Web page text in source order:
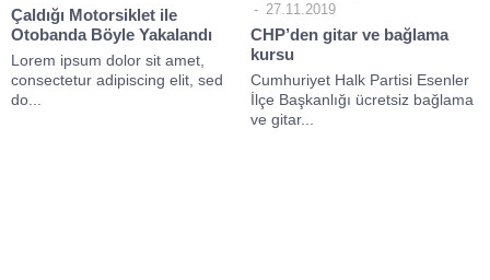
Çaldığı Motorsiklet ile
Otobanda Böyle Yakalandı
Lorem ipsum dolor sit amet,
consectetur adipiscing elit, sed
do...
27.11.2019
CHP’den gitar ve bağlama
kursu
Cumhuriyet Halk Partisi Esenler
İlçe Başkanlığı ücretsiz bağlama
ve gitar...